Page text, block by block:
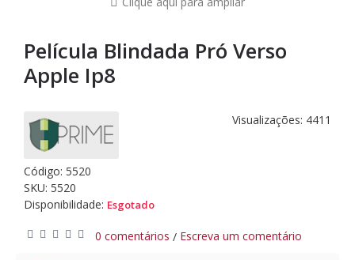
Película Blindada Pró Verso
Apple Ip8
Visualizações: 4411
Código: 5520
SKU: 5520
Disponibilidade: Esgotado
0 comentários / Escreva um comentário